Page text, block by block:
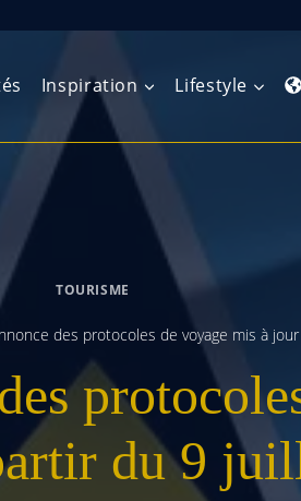
Inspiration Lifestyle
Amérique du Nord
Amérique centrale
TOURISME
des protocoles de voyage mis à
du 9